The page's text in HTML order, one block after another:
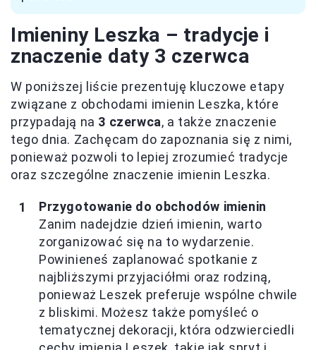
Imieniny Leszka – tradycje i
znaczenie daty 3 czerwca
W poniższej liście prezentuję kluczowe etapy
związane z obchodami imienin Leszka, które
przypadają na 3 czerwca, a także znaczenie
tego dnia. Zachęcam do zapoznania się z nimi,
ponieważ pozwoli to lepiej zrozumieć tradycje
oraz szczególne znaczenie imienin Leszka.
Przygotowanie do obchodów imienin
Zanim nadejdzie dzień imienin, warto
zorganizować się na to wydarzenie.
Powinieneś zaplanować spotkanie z
najbliższymi przyjaciółmi oraz rodziną,
ponieważ Leszek preferuje wspólne chwile
z bliskimi. Możesz także pomyśleć o
tematycznej dekoracji, która odzwierciedli